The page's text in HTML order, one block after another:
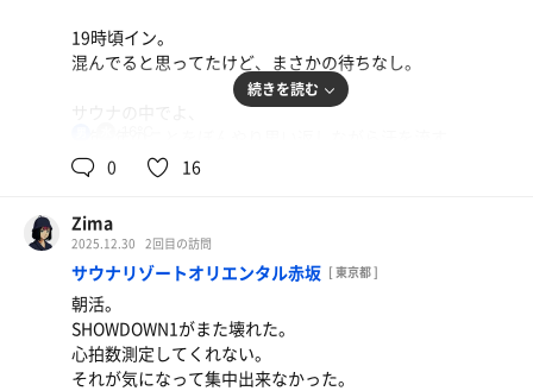
19時頃イン。
混んでると思ってたけど、まさかの待ちなし。
いろいろあったけど、まあ悪くねぇ1年だったなって。
そのあと、深ぇ水風呂にズブっと入って、
脱衣所で内気浴。これがまた気持ちいいんだ。
テレビは紅白。
年末感たっぷりで、
静かに、ゆっくり、しっかり整ったぞ。
続きを読む
0 16
Zima
2025.12.30 2回目の訪問
サウナリゾートオリエンタル赤坂 [ 東京都 ]
朝活。
SHOWDOWN1がまた壊れた。
心拍数測定してくれない。
それが気になって集中出来なかった。